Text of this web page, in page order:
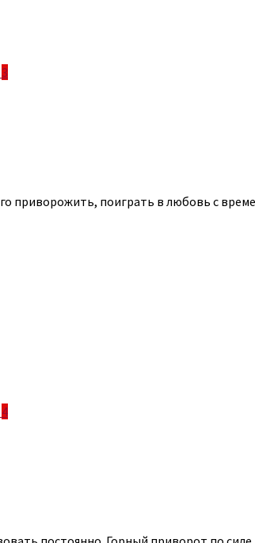
3
приворожить, поиграть в любовь с
4